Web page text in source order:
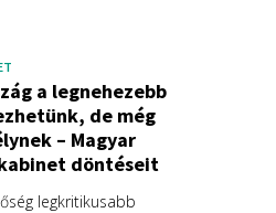
a legnehezebb
de még
– Magyar
döntéseit
legkritikusabb